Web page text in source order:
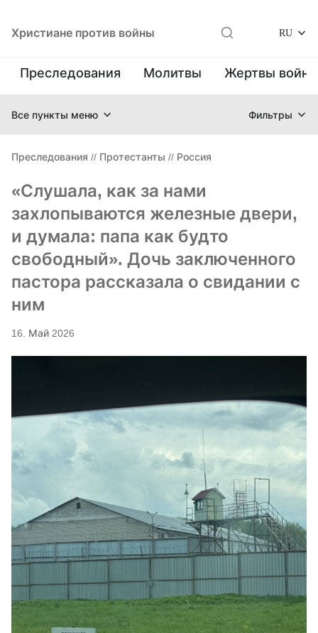
Христиане против войны RU
Преследования Молитвы Жертвы
Все пункты меню Фильтры
Преследования // Протестанты // Россия
«Слушала, как за нами
захлопываются железные двери,
и думала: папа как будто
свободный». Дочь заключенного
пастора рассказала о свидании с
ним
16. Май 2026